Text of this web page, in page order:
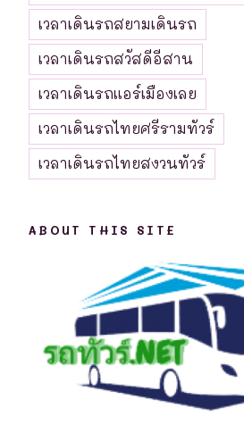
เวลาเดินรถสยามเดินรถ
เวลาเดินรถสวัสดีอีสาน
เวลาเดินรถแอร์เมืองเลย
เวลาเดินรถไทยศรีรามทัวร์
เวลาเดินรถไทยสงวนทัวร์
ABOUT THIS SITE